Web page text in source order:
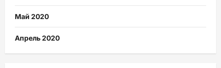
Май 2020
Апрель 2020